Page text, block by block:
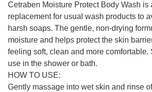
Cetraben Moisture Protect Body Wash is
replacement for usual wash products to
harsh soaps. The gentle, non-drying
moisture and helps protect the skin
feeling soft, clean and more comfortable.
use in the shower or bath.
HOW TO USE:
Gently massage into wet skin and rinse